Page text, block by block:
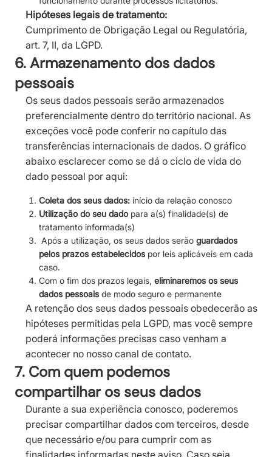
Hipóteses legais de tratamento:
Cumprimento de Obrigação Legal ou Regulatória,
art. 7, II, da LGPD.
6. Armazenamento dos dados
pessoais
Os seus dados pessoais serão armazenados
preferencialmente dentro do território nacional. As
exceções você pode conferir no capítulo das
transferências internacionais de dados. O gráfico
abaixo esclarecer como se dá o ciclo de vida do
dado pessoal por aqui:
Coleta dos seus dados: início da relação conosco
Utilização do seu dado para a(s) finalidade(s) de
tratamento informada(s)
Após a utilização, os seus dados serãoguardados
pelos prazos estabelecidos por leis aplicáveis em cada
caso.
Com o fim dos prazos legais,eliminaremos os seus
dados pessoais de modo seguro e permanente
A retenção dos seus dados pessoais obedecerão as
hipóteses permitidas pela LGPD, mas você sempre
poderá informações precisas caso venham a
acontecer no nosso canal de contato.
7. Com quem podemos
compartilhar os seus dados
Durante a sua experiência conosco, poderemos
precisar compartilhar dados com terceiros, desde
que necessário e/ou para cumprir com as
finalidades informadas neste aviso. Caso seja